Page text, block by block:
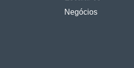
Negócios